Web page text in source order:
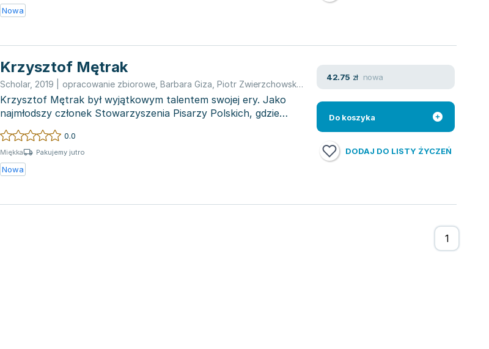
Nowa
Krzysztof Mętrak
Scholar, 2019 opracowanie zbiorowe Barbara Giza Piotr Zwierzchowski , Mariusz Czubaj Monika
Krzysztof Mętrak był wyjątkowym talentem swojej ery. Jako
najmłodszy członek Stowarzyszenia Pisarzy Polskich, gdzie
dołączył w wie...
0.0
Miękka Pakujemy jutro
Nowa
42.75 zł nowa
Do koszyka
DODAJ DO LISTY ŻYCZEŃ